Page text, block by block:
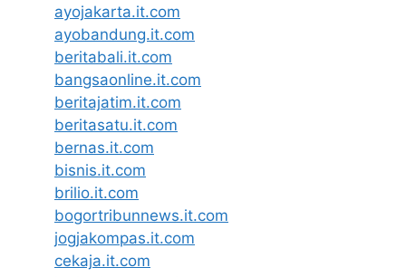
ayojakarta.it.com
ayobandung.it.com
beritabali.it.com
bangsaonline.it.com
beritajatim.it.com
beritasatu.it.com
bernas.it.com
bisnis.it.com
brilio.it.com
bogortribunnews.it.com
jogjakompas.it.com
cekaja.it.com